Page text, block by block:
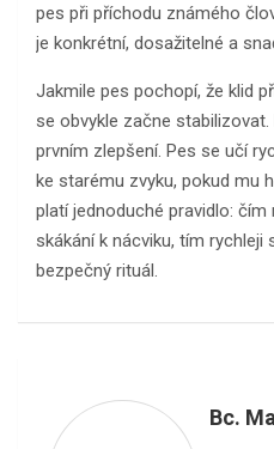
pes při příchodu známého
je konkrétní, dosažitelné a
Jakmile pes pochopí, že klid
se obvykle začne stabilizovat.
prvním zlepšení. Pes se učí
ke starému zvyku, pokud mu
platí jednoduché pravidlo:
skákání k nácviku, tím rychleji
bezpečný rituál.
Bc.